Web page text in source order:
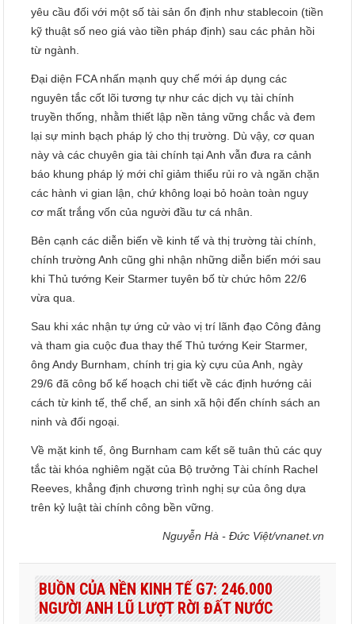
yêu cầu đối với một số tài sản ổn định như stablecoin (tiền
kỹ thuật số neo giá vào tiền pháp định) sau các phản hồi
từ ngành.
Đại diện FCA nhấn mạnh quy chế mới áp dụng các
nguyên tắc cốt lõi tương tự như các dịch vụ tài chính
truyền thống, nhằm thiết lập nền tảng vững chắc và đem
lại sự minh bạch pháp lý cho thị trường. Dù vậy, cơ quan
này và các chuyên gia tài chính tại Anh vẫn đưa ra cảnh
báo khung pháp lý mới chỉ giảm thiểu rủi ro và ngăn chặn
các hành vi gian lận, chứ không loại bỏ hoàn toàn nguy
cơ mất trắng vốn của người đầu tư cá nhân.
Bên cạnh các diễn biến về kinh tế và thị trường tài chính,
chính trường Anh cũng ghi nhận những diễn biến mới sau
khi Thủ tướng Keir Starmer tuyên bố từ chức hôm 22/6
vừa qua.
Sau khi xác nhận tự ứng cử vào vị trí lãnh đạo Công đảng
và tham gia cuộc đua thay thế Thủ tướng Keir Starmer,
ông Andy Burnham, chính trị gia kỳ cựu của Anh, ngày
29/6 đã công bố kế hoạch chi tiết về các định hướng cải
cách từ kinh tế, thể chế, an sinh xã hội đến chính sách an
ninh và đối ngoại.
Về mặt kinh tế, ông Burnham cam kết sẽ tuân thủ các quy
tắc tài khóa nghiêm ngặt của Bộ trưởng Tài chính Rachel
Reeves, khẳng định chương trình nghị sự của ông dựa
trên kỷ luật tài chính công bền vững.
Nguyễn Hà - Đức Việt/vnanet.vn
BUỒN CỦA NỀN KINH TẾ G7: 246.000
NGƯỜI ANH LŨ LƯỢT RỜI ĐẤT NƯỚC